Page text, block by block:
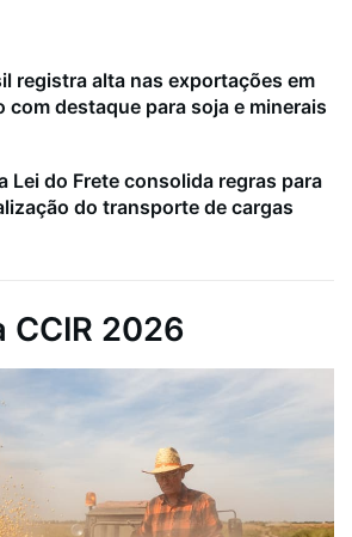
registra alta nas exportações em
com destaque para soja e minerais
Lei do Frete consolida regras para
do transporte de cargas
CCIR 2026